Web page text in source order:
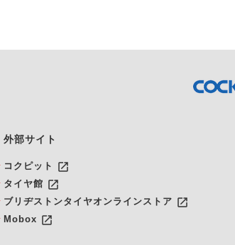
外部サイト
コクピット launch
タイヤ館 launch
ブリヂストンタイヤオンラインストア launch
Mobox launch